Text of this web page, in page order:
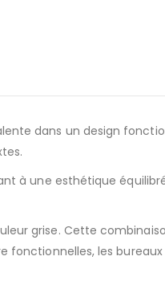
dans un design
à une esthétique
grise. Cette
fonctionnelles, les